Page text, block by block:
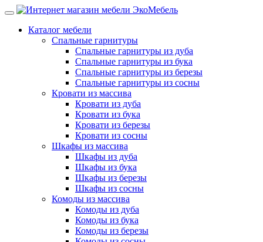
Каталог мебели
Спальные гарнитуры
Спальные гарнитуры из дуба
Спальные гарнитуры из бука
Спальные гарнитуры из березы
Спальные гарнитуры из сосны
Кровати из массива
Кровати из дуба
Кровати из бука
Кровати из березы
Кровати из сосны
Шкафы из массива
Шкафы из дуба
Шкафы из бука
Шкафы из березы
Шкафы из сосны
Комоды из массива
Комоды из дуба
Комоды из бука
Комоды из березы